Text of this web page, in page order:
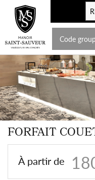
Code
FORFAIT
À partir de